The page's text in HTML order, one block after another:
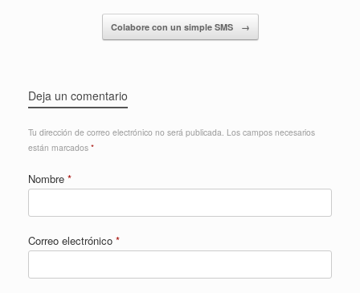
Colabore con un simple SMS →
Deja un comentario
Tu dirección de correo electrónico no será publicada. Los campos necesarios
están marcados *
Nombre *
Correo electrónico *